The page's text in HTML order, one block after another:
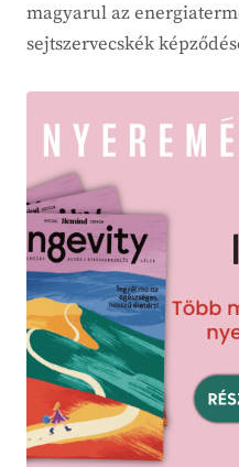
magyarul az
sejtszervecskék